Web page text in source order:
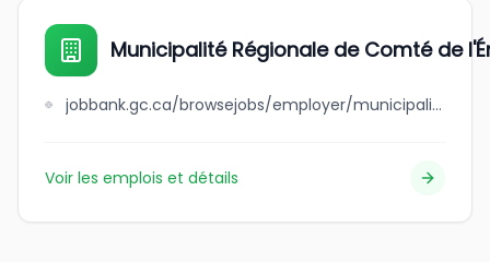
Municipalité Régionale de Comté de
jobbank.gc.ca/browsejobs/employer/municipalit%C3%A9+r%C3%A9gionale+de+comt%C3%A9+de+l%27%C3%A9rable/ca
Voir les emplois et détails